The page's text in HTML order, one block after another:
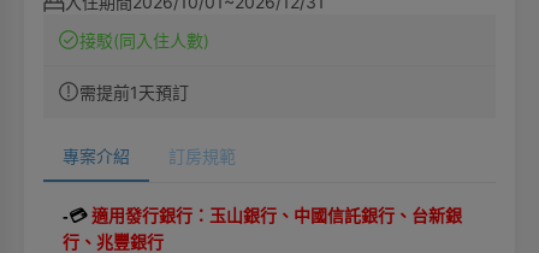
接駁(同入住人數)
需提前1天預訂
專案介紹
-💳適用發行銀行：玉山銀行、中國信託銀行、台新銀
行、兆豐銀行
訂房規範